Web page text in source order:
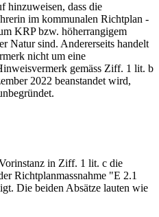
hinzuweisen, dass die
im kommunalen Richtplan -
KRP bzw. höherrangigem
Natur sind. Andererseits handelt
nicht um eine
gemäss Ziff. 1 lit. b
2022 beanstandet wird,
in Ziff. 1 lit. c die
Richtplanmassnahme "E 2.1
Die beiden Absätze lauten wie